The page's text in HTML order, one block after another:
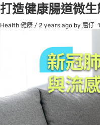
打造健康腸道微生
Health 健康 / 2 years ago by 屈仔